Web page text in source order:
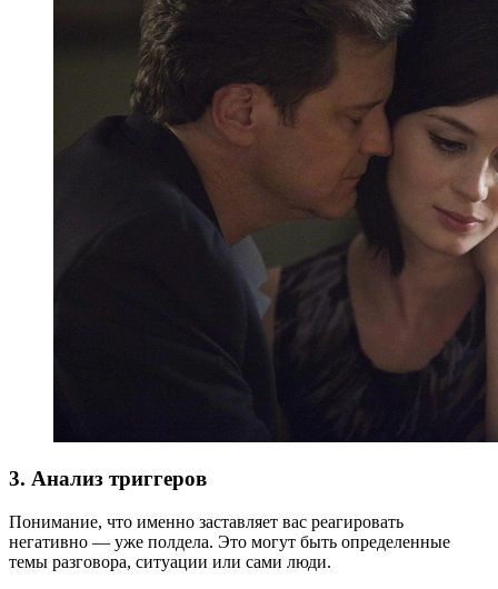
3. Анализ триггеров
Понимание, что именно заставляет вас реагировать
негативно — уже полдела. Это могут быть определенные
темы разговора, ситуации или сами люди.